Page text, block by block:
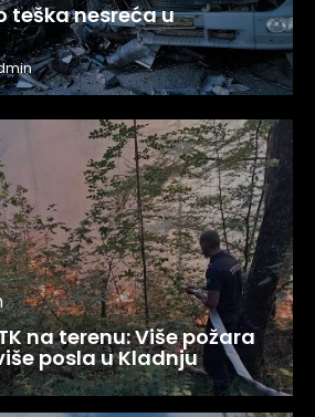
teška nesreća u
na terenu: Više požara
posla u Kladnju